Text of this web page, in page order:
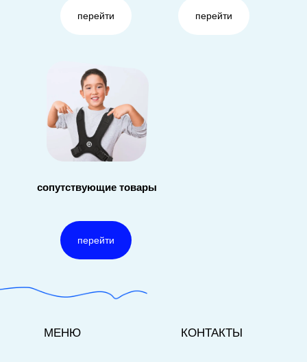
перейти перейти
сопутствующие товары
перейти
КОНТАКТЫ
МЕНЮ